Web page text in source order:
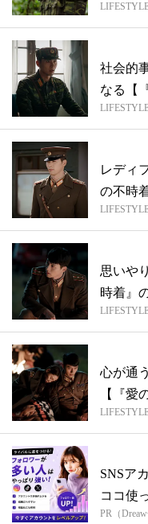
育て...
社会的
なる【
な愛...
レディ
の不時
に育...
思いや
時着』
てる...
心が通
【『愛
ある男に
SNSア
ココ使
PR（